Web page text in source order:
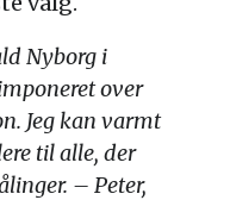
Nyborg i
over
Jeg kan varmt
til alle, der
– Peter,